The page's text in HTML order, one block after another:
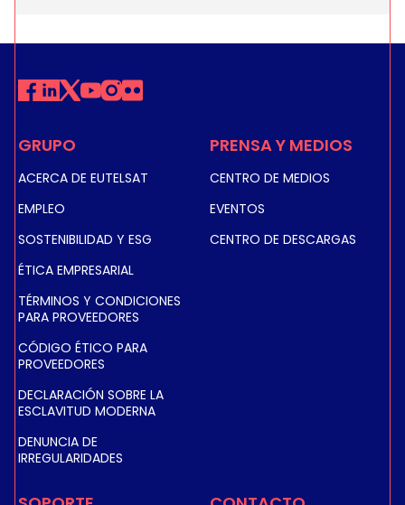
GRUPO
ACERCA DE EUTELSAT
EMPLEO
SOSTENIBILIDAD Y ESG
ÉTICA EMPRESARIAL
TÉRMINOS Y CONDICIONES
PARA PROVEEDORES
CÓDIGO ÉTICO PARA
PROVEEDORES
DECLARACIÓN SOBRE LA
ESCLAVITUD MODERNA
DENUNCIA DE
IRREGULARIDADES
PRENSA Y MEDIOS
CENTRO DE MEDIOS
EVENTOS
CENTRO DE DESCARGAS